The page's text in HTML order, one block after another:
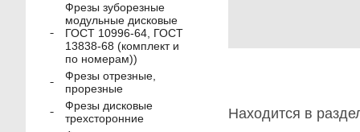
Находится в
Фрезы зуборезные
модульные дисковые
ГОСТ 10996-64, ГОСТ
13838-68 (комплект и
по номерам))
Фрезы отрезные,
прорезные
Фрезы дисковые
трехсторонние